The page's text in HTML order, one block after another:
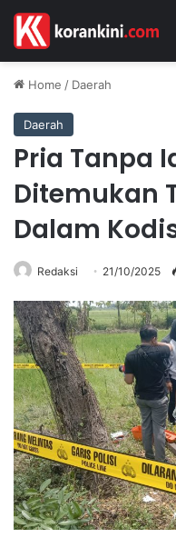
Home / Daerah
Daerah
Pria Tanpa
Ditemukan
Dalam
Redaksi 21/10/2025